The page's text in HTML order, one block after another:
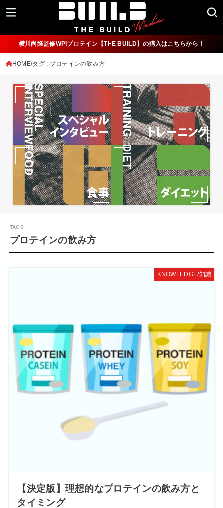
横川尚隆監修WPIプロテイン【THE BUILD】の購入はこちらから！
HOME タグ : プロテインの飲み方
プロテインの飲み方
KNOWLEDGE/知識
【決定版】理想的なプロテインの飲み方と
タイミング